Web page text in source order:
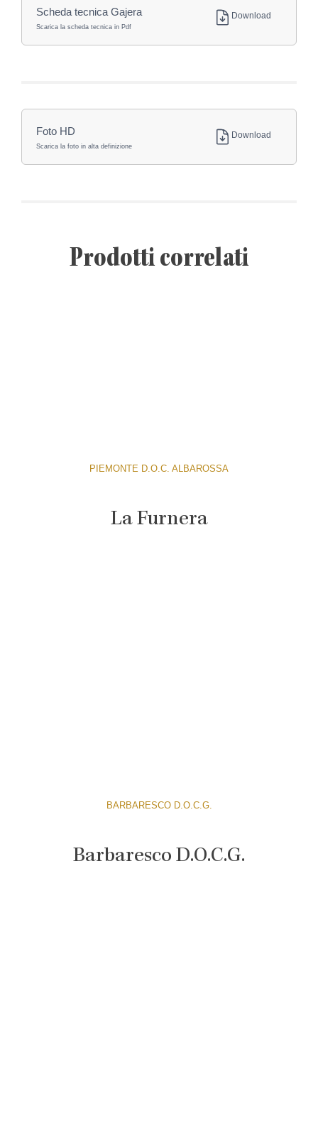
Scheda tecnica Gajera
Scarica la scheda tecnica in Pdf
Download
Foto HD
Scarica la foto in alta definizione
Download
Prodotti correlati
PIEMONTE D.O.C. ALBAROSSA
La Furnera
BARBARESCO D.O.C.G.
Barbaresco D.O.C.G.